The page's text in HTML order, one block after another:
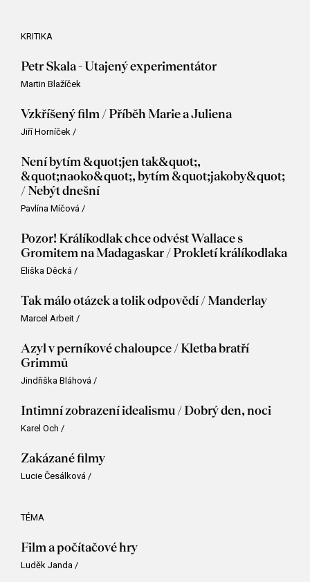
KRITIKA
Petr Skala - Utajený experimentátor
Martin Blažíček
Vzkříšený film / Příběh Marie a Juliena
Jiří Horníček /
Není bytím &quot;jen tak&quot;,
&quot;naoko&quot;, bytím &quot;jakoby&quot;
/ Nebýt dnešní
Pavlína Míčová /
Pozor! Králíkodlak chce odvést Wallace s
Gromitem na Madagaskar / Prokletí králíkodlaka
Eliška Děcká /
Tak málo otázek a tolik odpovědí / Manderlay
Marcel Arbeit /
Azyl v perníkové chaloupce / Kletba bratří
Grimmů
Jindřiška Bláhová /
Intimní zobrazení idealismu / Dobrý den, noci
Karel Och /
Zakázané filmy
Lucie Česálková /
TÉMA
Film a počítačové hry
Luděk Janda /